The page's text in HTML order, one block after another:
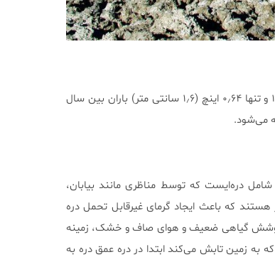
این دره همچنین با دریافت «صفر اینچ» باران در سال‌های ۱۹۲۹ و ۱۹۵۳ و تنها ۰٫۶۴ اینچ (۱٫۶ سانتی متر) باران بین سال
جریب (۱٫۳ میلیون هکتاری) شامل دره‌ایست که توسط مناظری مانند بیابان،
که باعث ایجاد گرمای غیرقابل تحمل دره
درجه سانتیگراد) می‌شود. پوشش گیاهی ضعیف و هوای صاف و خشک، زمینه
به زمین تابش می‌کند ابتدا در دره عمق دره به